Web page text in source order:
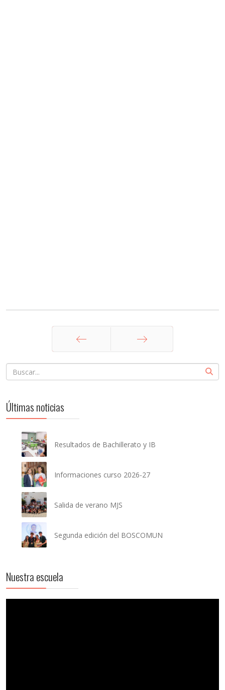
Anterior Siguiente
Últimas noticias
Resultados de Bachillerato y IB
Informaciones curso 2026-27
Salida de verano MJS
Segunda edición del BOSCOMUN
Nuestra escuela